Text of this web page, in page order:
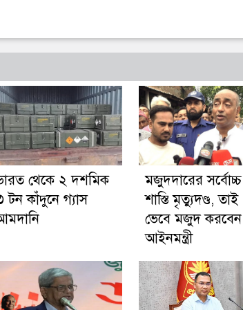
থেকে ২ দশমিক
টন কাঁদুনে গ্যাস
মজুদদারের সর্বোচ্চ
শাস্তি মৃত্যুদণ্ড, তাই
ভেবে মজুদ
আইনমন্ত্রী